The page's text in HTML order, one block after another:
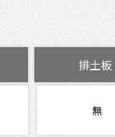
排土板
無